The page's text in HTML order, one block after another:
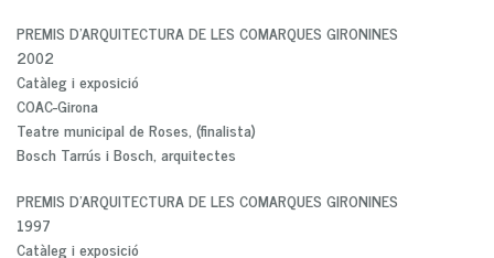
PREMIS D’ARQUITECTURA DE LES COMARQUES GIRONINES
2002
Catàleg i exposició
COAC-Girona
Teatre municipal de Roses, (finalista)
Bosch Tarrús i Bosch, arquitectes
PREMIS D’ARQUITECTURA DE LES COMARQUES GIRONINES
1997
Catàleg i exposició